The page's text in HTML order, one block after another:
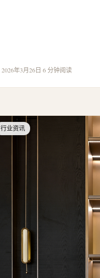
2026年3月26日·6 分钟阅读
行业资讯